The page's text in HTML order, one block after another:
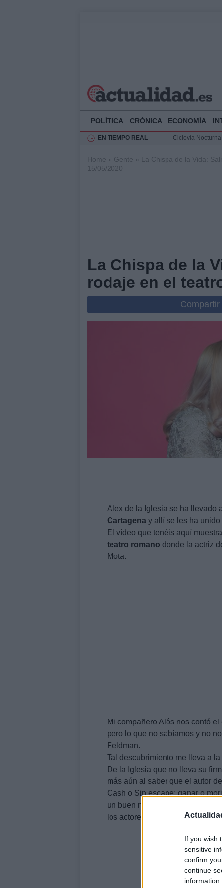
If you wish
sensitive
confirm
continue
information
POLÍTICA CRÓNICA ECONOMÍA
EN TIEMPO REAL
Ciclovía
Rehabilitación
Home » Gente »
La Chispa de la Vida:
15/05/2020
La Chispa de la
rodaje en el
Alex de la Iglesia se ha llevado
Cartagena y allí se les ha unido
El vídeo que tenéis aquí
teatro romano donde la actriz
Mota.
Mi compañero Alós nos contó
pero lo que no sabíamos y no
Feldman.
Tal descubrimiento me lleva a
De la Iglesia que no lleva su
más aún al saber que el autor
Cash o Sin escape: ganar o
un buen montón de periodistas
los actores están interpretando